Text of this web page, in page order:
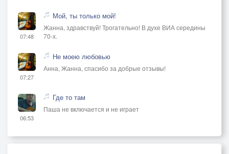
07:48
Мой, ты только мой!
Жанна, здравствуй! Трогательно! В духе ВИА середины
70-х.
07:27
Не моею любовью
Анна, Жанна, спасибо за добрые отзывы!
06:53
Где то там
Паша не включается и не играет